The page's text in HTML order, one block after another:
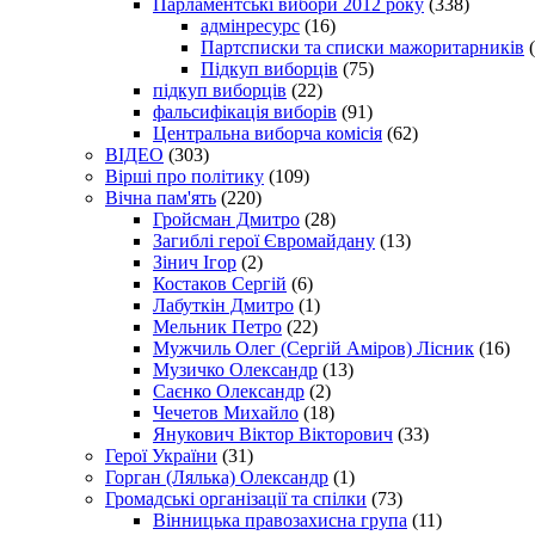
адмінресурс (16)
Партсписки та списки мажоритарників
Підкуп виборців (75)
підкуп виборців (22)
фальсифікація виборів (91)
Центральна виборча комісія (62)
ВІДЕО (303)
Вірші про політику (109)
Вічна пам'ять (220)
Гройсман Дмитро (28)
Загиблі герої Євромайдану (13)
Зінич Ігор (2)
Костаков Сергій (6)
Лабуткін Дмитро (1)
Мельник Петро (22)
Мужчиль Олег (Сергій Аміров) Лісник (16)
Музичко Олександр (13)
Саєнко Олександр (2)
Чечетов Михайло (18)
Янукович Віктор Вікторович (33)
Герої України (31)
Горган (Лялька) Олександр (1)
Громадські організації та спілки (73)
Вінницька правозахисна група (11)